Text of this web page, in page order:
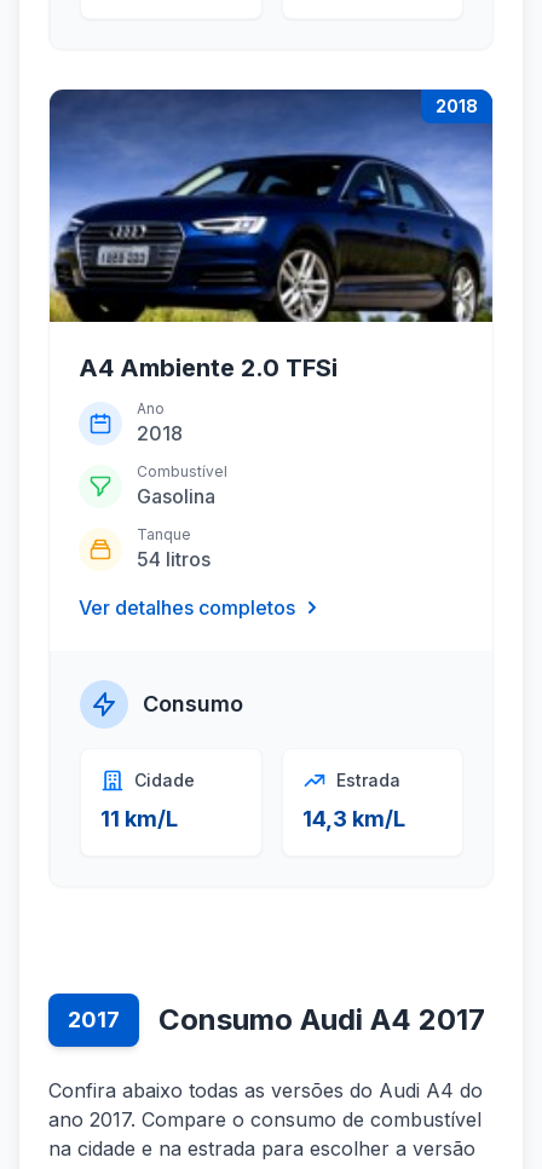
2018
A4 Ambiente 2.0 TFSi
Ano
2018
Combustível
Gasolina
Tanque
54 litros
Ver detalhes completos
Consumo
Cidade
11 km/L
Estrada
14,3 km/L
2017 Consumo Audi A4 2017
Confira abaixo todas as versões do Audi A4 do
ano 2017. Compare o consumo de combustível
na cidade e na estrada para escolher a versão